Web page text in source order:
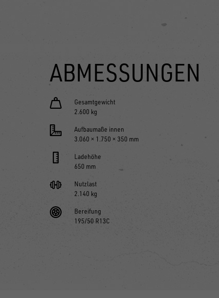
ABMESSUNGEN
Gesamtgewicht
2.600 kg
Aufbaumaße innen
3.060 × 1.750 × 350 mm
Ladehöhe
650 mm
Nutzlast
2.140 kg
Bereifung
195/50 R13C